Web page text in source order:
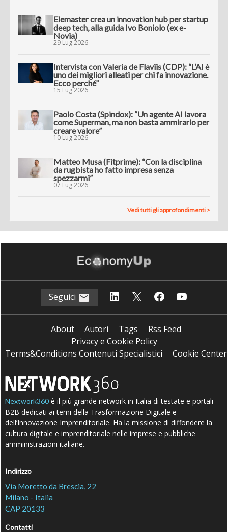
Elemaster crea un innovation hub per startup
deep tech, alla guida Ivo Boniolo (ex e-
Novia)
29 Lug 2026
Intervista con Valeria de Flaviis (CDP): “L’AI è
uno dei migliori alleati per chi fa innovazione.
Ecco perché”
15 Lug 2026
Paolo Costa (Spindox): “Un agente AI lavora
come Superman, ma non basta ammirarlo per
creare valore”
10 Lug 2026
Matteo Musa (Fitprime): “Con la disciplina
da rugbista ho fatto impresa senza
spezzarmi”
07 Lug 2026
Vedi tutti gli approfondimenti >
Seguici
About Autori Tags
Rss Feed
Privacy e Cookie Policy
Terms&Conditions Contenuti Specialistici
Cookie Center
Nextwork360 è il più grande network in Italia di testate e portali
B2B dedicati ai temi della Trasformazione Digitale e
dell’Innovazione Imprenditoriale. Ha la missione di diffondere la
cultura digitale e imprenditoriale nelle imprese e pubbliche
amministrazioni italiane.
Indirizzo
Via Moretto da Brescia, 22
Milano - Italia
CAP 20133
Contatti